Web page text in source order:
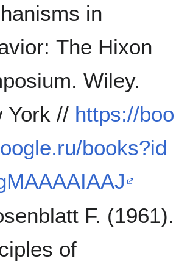
in
The Hixon
Wiley.
York // https://boo
books?id
F. (1961).
of